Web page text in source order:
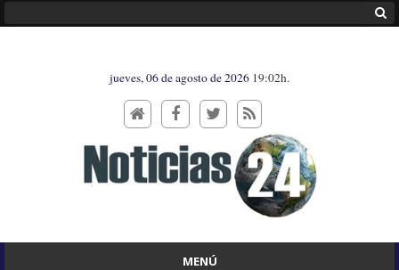
jueves, 06 de agosto de 2026 19:02h.
MENÚ